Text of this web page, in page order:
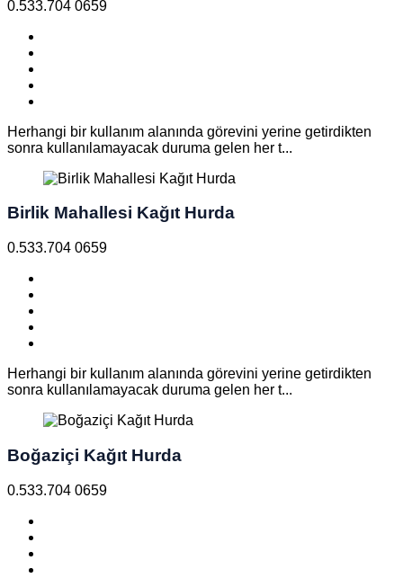
0.533.704 0659
Herhangi bir kullanım alanında görevini yerine getirdikten
sonra kullanılamayacak duruma gelen her t...
Birlik Mahallesi Kağıt Hurda
0.533.704 0659
Herhangi bir kullanım alanında görevini yerine getirdikten
sonra kullanılamayacak duruma gelen her t...
Boğaziçi Kağıt Hurda
0.533.704 0659